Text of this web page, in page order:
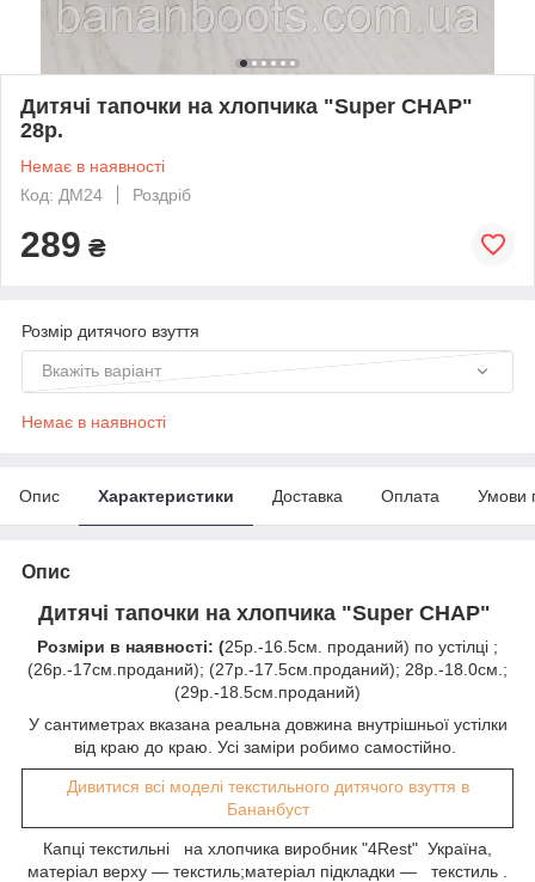
Дитячі тапочки на хлопчика "Super CHAP"
28р.
Немає в наявності
Код: ДМ24
Роздріб
289 ₴
Розмір дитячого взуття
Вкажіть варіант
Немає в наявності
Опис Характеристики Доставка Оплата Умови
Опис
Дитячі тапочки на хлопчика "Super CHAP"
Розміри в наявності: (25р.-16.5см. проданий) по устілці ;
(26р.-17см.проданий); (27р.-17.5см.проданий); 28р.-18.0см.;
(29р.-18.5см.проданий)
У сантиметрах вказана реальна довжина внутрішньої устілки
від краю до краю. Усі заміри робимо самостійно.
Дивитися всі моделі текстильного дитячого взуття в
Бананбуст
Капці текстильні на хлопчика виробник "4Rest" Україна,
матеріал верху — текстиль;матеріал підкладки — текстиль .